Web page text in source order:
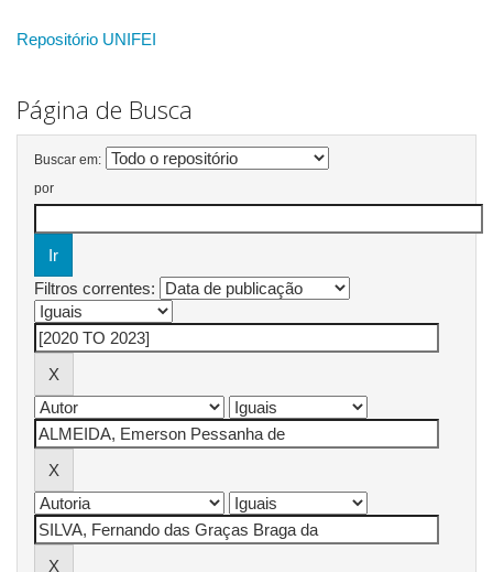
Repositório UNIFEI
Página de Busca
Buscar em:
por
Filtros correntes: